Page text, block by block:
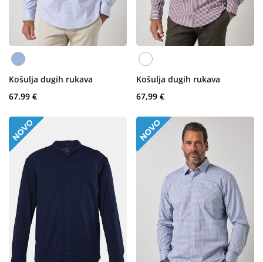
Košulja dugih rukava
67,99 €
Košulja dugih rukava
67,99 €